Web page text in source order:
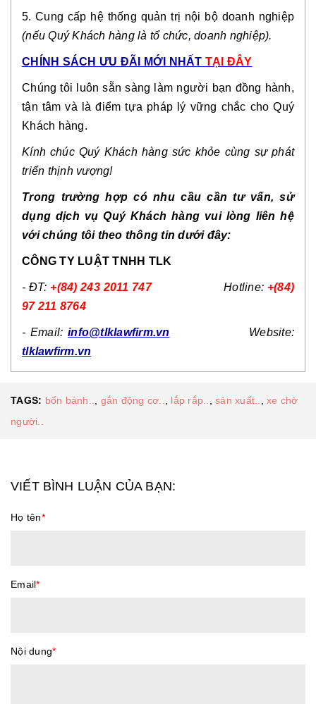
(nếu Quý Khách hàng là tổ chức, doanh nghiệp).
CHÍNH SÁCH ƯU ĐÃI MỚI NHẤT TẠI ĐÂY
Chúng tôi luôn sẵn sàng làm người bạn đồng hành,
tận tâm và là điểm tựa pháp lý vững chắc cho Quý
Khách hàng.
Kính chúc Quý Khách hàng sức khỏe cùng sự phát
triển thịnh vượng!
Trong trường hợp có nhu cầu cần tư vấn, sử
dụng dịch vụ Quý Khách hàng vui lòng liên hệ
với chúng tôi theo thông tin dưới đây:
CÔNG TY LUẬT TNHH TLK
- ĐT: +(84) 243 2011 747 Hotline: +(84)
97 211 8764
- Email: info@tlklawfirm.vn
tlklawfirm.vn
TAGS: bốn bánh.. gắn động cơ.. lắp rắp.. sản xuất..
xe chờ
người..
VIẾT BÌNH LUẬN CỦA BẠN:
Họ tên*
Email*
Nội dung*